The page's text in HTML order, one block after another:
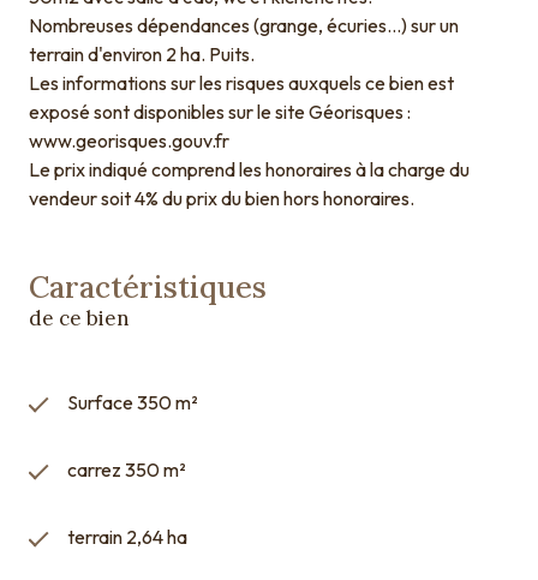
Nombreuses dépendances (grange, écuries...) sur un
terrain d'environ 2 ha. Puits.
Les informations sur les risques auxquels ce bien est
exposé sont disponibles sur le site Géorisques :
www.georisques.gouv.fr
Le prix indiqué comprend les honoraires à la charge du
vendeur soit 4% du prix du bien hors honoraires.
Caractéristiques
de ce bien
Surface 350 m²
carrez 350 m²
terrain 2,64 ha